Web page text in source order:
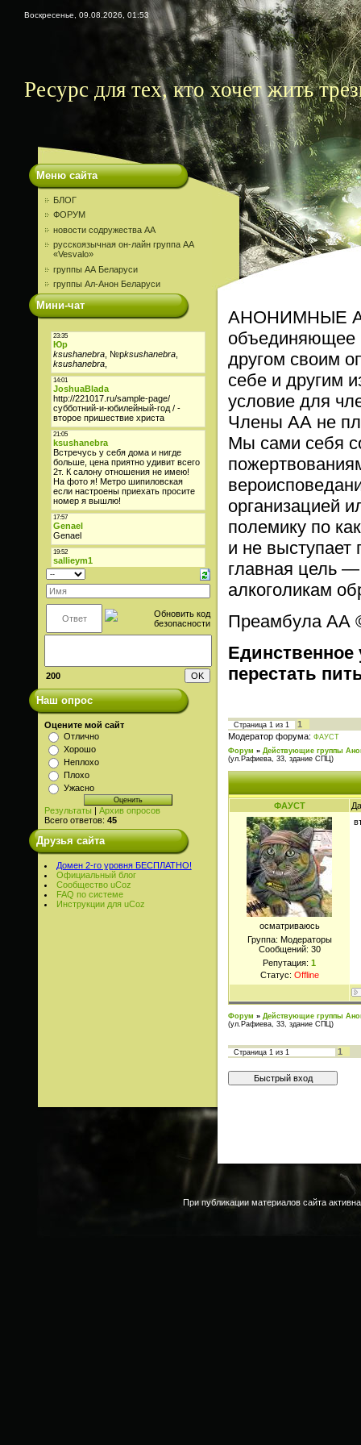
Воскресенье, 09.08.2026, 01:53
Ресурс для тех, кто хочет жить
Меню сайта
БЛОГ
ФОРУМ
новости содружества АА
русскоязычная он-лайн группа АА
«Vesvalo»
группы АА Беларуси
группы Ал-Анон Беларуси
Мини-чат
200
Наш опрос
Оцените мой сайт
Отлично
Хорошо
Неплохо
Плохо
Ужасно
Результаты
Архив опросов
Всего ответов: 45
Друзья сайта
Домен 2-го уровня БЕСПЛАТНО!
Официальный блог
Сообщество uCoz
FAQ по системе
Инструкции для uCoz
АНОНИМНЫЕ
объединяющее
другом своим
себе и другим
условие для
Члены АА не
Мы сами себя
организацией
полемику по
и не
главная цель
алкоголикам
Преамбула АА
перестать
Страница 1 из 1
1
Модератор форума: ФАУСТ
Форум » Действующие группы
(ул.Рафиева, 33, здание СПЦ)
ФАУСТ
осматриваюсь
Группа: Модераторы
Сообщений: 30
Репутация: 1
Статус: Offline
Форум » Действующие группы
(ул.Рафиева, 33, здание СПЦ)
Страница 1 из 1 1
При публикации материалов сайта